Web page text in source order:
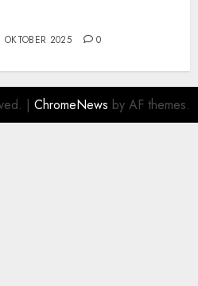
OKTOBER 2025 0
| ChromeNews by AF themes.